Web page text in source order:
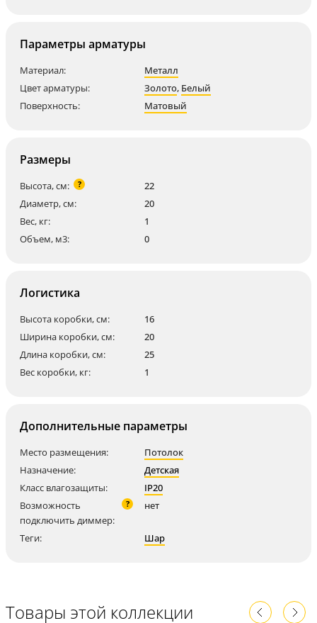
Параметры арматуры
Материал:
Металл
Цвет арматуры:
Золото, Белый
Поверхность:
Матовый
Размеры
Высота, см: ?
22
Диаметр, см:
20
Вес, кг:
1
Объем, м3:
0
Логистика
Высота коробки, см:
16
Ширина коробки, см:
20
Длина коробки, см:
25
Вес коробки, кг:
1
Дополнительные параметры
Место размещения:
Потолок
Назначение:
Детская
Класс влагозащиты:
IP20
Возможность
подключить диммер:
? нет
Теги: Шар
Товары этой коллекции